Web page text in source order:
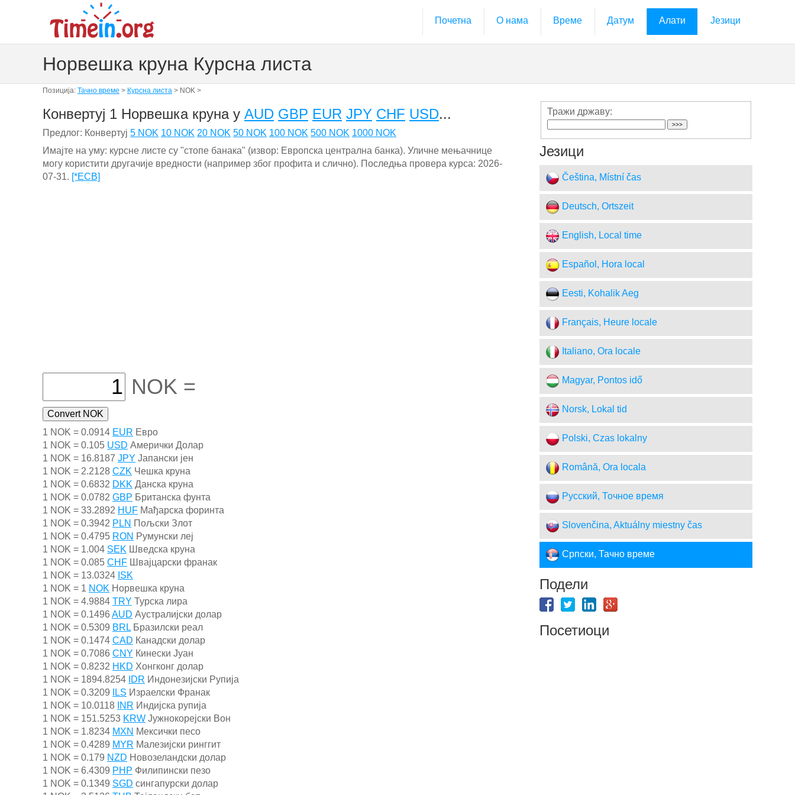
Почетна О нама Време Датум Алати Језици
Норвешка круна Курсна листа
Позиција: Тачно време > Курсна листа > NOK >
Конвертуј 1 Норвешка круна у AUD GBP EUR JPY CHF USD...
Предлог: Конвертуј 5 NOK 10 NOK 20 NOK 50 NOK 100 NOK 500 NOK 1000 NOK
Имајте на уму: курсне листе су "стопе банака" (извор: Европска централна банка). Уличне мењачнице
могу користити другачије вредности (например због профита и слично). Последња провера курса: 2026-
07-31. [*ECB]
NOK =
1 NOK = 0.0914 EUR Евро
1 NOK = 0.105 USD Амерички Долар
1 NOK = 16.8187 JPY Јапански јен
1 NOK = 2.2128 CZK Чешка круна
1 NOK = 0.6832 DKK Данска круна
1 NOK = 0.0782 GBP Британска фунта
1 NOK = 33.2892 HUF Мађарска форинта
1 NOK = 0.3942 PLN Пољски Злот
1 NOK = 0.4795 RON Румунски леј
1 NOK = 1.004 SEK Шведска круна
1 NOK = 0.085 CHF Швајцарски франак
1 NOK = 13.0324 ISK
1 NOK = 1 NOK Норвешка круна
1 NOK = 4.9884 TRY Турска лира
1 NOK = 0.1496 AUD Аустралијски долар
1 NOK = 0.5309 BRL Бразилски реал
1 NOK = 0.1474 CAD Канадски долар
1 NOK = 0.7086 CNY Кинески Јуан
1 NOK = 0.8232 HKD Хонгконг долар
1 NOK = 1894.8254 IDR Индонезијски Рупија
1 NOK = 0.3209
ILS Израелски Франак
1 NOK = 10.0118 INR Индијска рупија
1 NOK = 151.5253 KRW Јужнокорејски Вон
1 NOK = 1.8234 MXN Мексички песо
1 NOK = 0.4289 MYR Малезијски ринггит
1 NOK = 0.179 NZD Новозеландски долар
1 NOK = 6.4309 PHP Филипински пезо
1 NOK = 0.1349 SGD сингапурски долар
Тражи државу:
Језици
Čeština, Místní čas
Deutsch, Ortszeit
English, Local time
Español, Hora local
Eesti, Kohalik Aeg
Français, Heure locale
Italiano, Ora locale
Magyar, Pontos idő
Norsk, Lokal tid
Polski, Czas lokalny
Română, Ora locala
Русский, Точное время
Slovenčina, Aktuálny miestny čas
Српски, Тачно време
Подели
Посетиоци